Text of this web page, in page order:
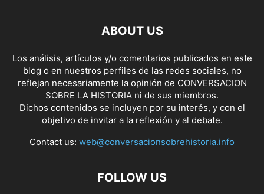
ABOUT US
Los análisis, artículos y/o comentarios publicados en este
blog o en nuestros perfiles de las redes sociales, no
reflejan necesariamente la opinión de CONVERSACION
SOBRE LA HISTORIA ni de sus miembros.
Dichos contenidos se incluyen por su interés, y con el
objetivo de invitar a la reflexión y al debate.
Contact us: web@conversacionsobrehistoria.info
FOLLOW US